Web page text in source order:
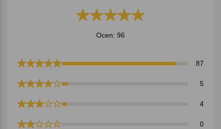
Ocen: 96
87
5
4
0